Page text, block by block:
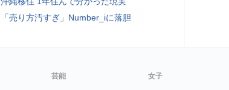
「売り方汚すぎ」Number_iに落胆
芸能 女子